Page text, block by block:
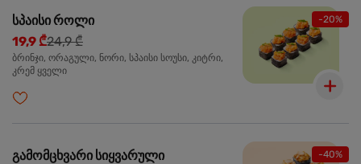
-20%
სპაისი როლი
19,9 ₾24,9 ₾
ბრინჯი, ორაგული, ნორი, სპაისი სოუსი, კიტრი,
კრემ ყველი
-40%
გამომცხვარი სიყვარული